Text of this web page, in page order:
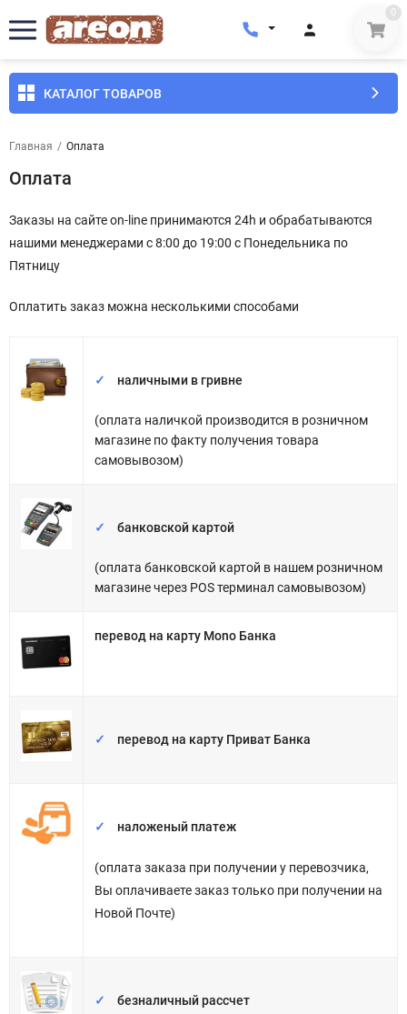
0
КАТАЛОГ ТОВАРОВ
Главная / Оплата
Оплата
Заказы на сайте on-line принимаются 24h и обрабатываются
нашими менеджерами с 8:00 до 19:00 с Понедельника по
Пятницу
Оплатить заказ можна несколькими способами
наличными в гривне
(оплата наличкой производится в розничном
магазине по факту получения товара
самовывозом)
банковской картой
(оплата банковской картой в нашем розничном
магазине через POS терминал самовывозом)
перевод на карту Mono Банка
перевод на карту Приват Банка
наложеный платеж
(оплата заказа при получении у перевозчика,
Вы оплачиваете заказ только при получении на
Новой Почте)
безналичный рассчет